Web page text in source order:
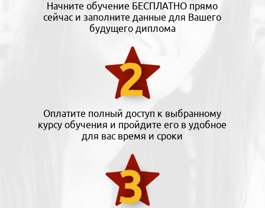
Начните обучение БЕСПЛАТНО прямо
сейчас и заполните данные для Вашего
будущего диплома
Оплатите полный доступ к выбранному
курсу обучения и пройдите его в удобное
для вас время и сроки